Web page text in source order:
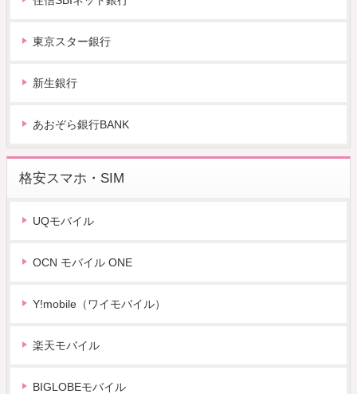
東京スター銀行
新生銀行
あおぞら銀行BANK
格安スマホ・SIM
UQモバイル
OCN モバイル ONE
Y!mobile（ワイモバイル）
楽天モバイル
BIGLOBEモバイル